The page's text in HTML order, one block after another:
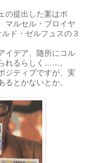
の提出した案はボ
マルセル・ブロイヤ
ド・ゼルフュスの３
イデア、随所にコル
れるらしく……。
ジティブですが、実
るとかないとか。